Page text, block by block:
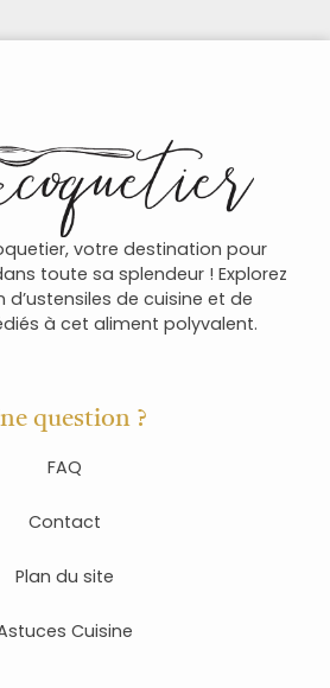
votre destination pour
toute sa splendeur ! Explorez
de cuisine et de
à cet aliment polyvalent.
question ?
FAQ
Contact
Plan du site
Cuisine